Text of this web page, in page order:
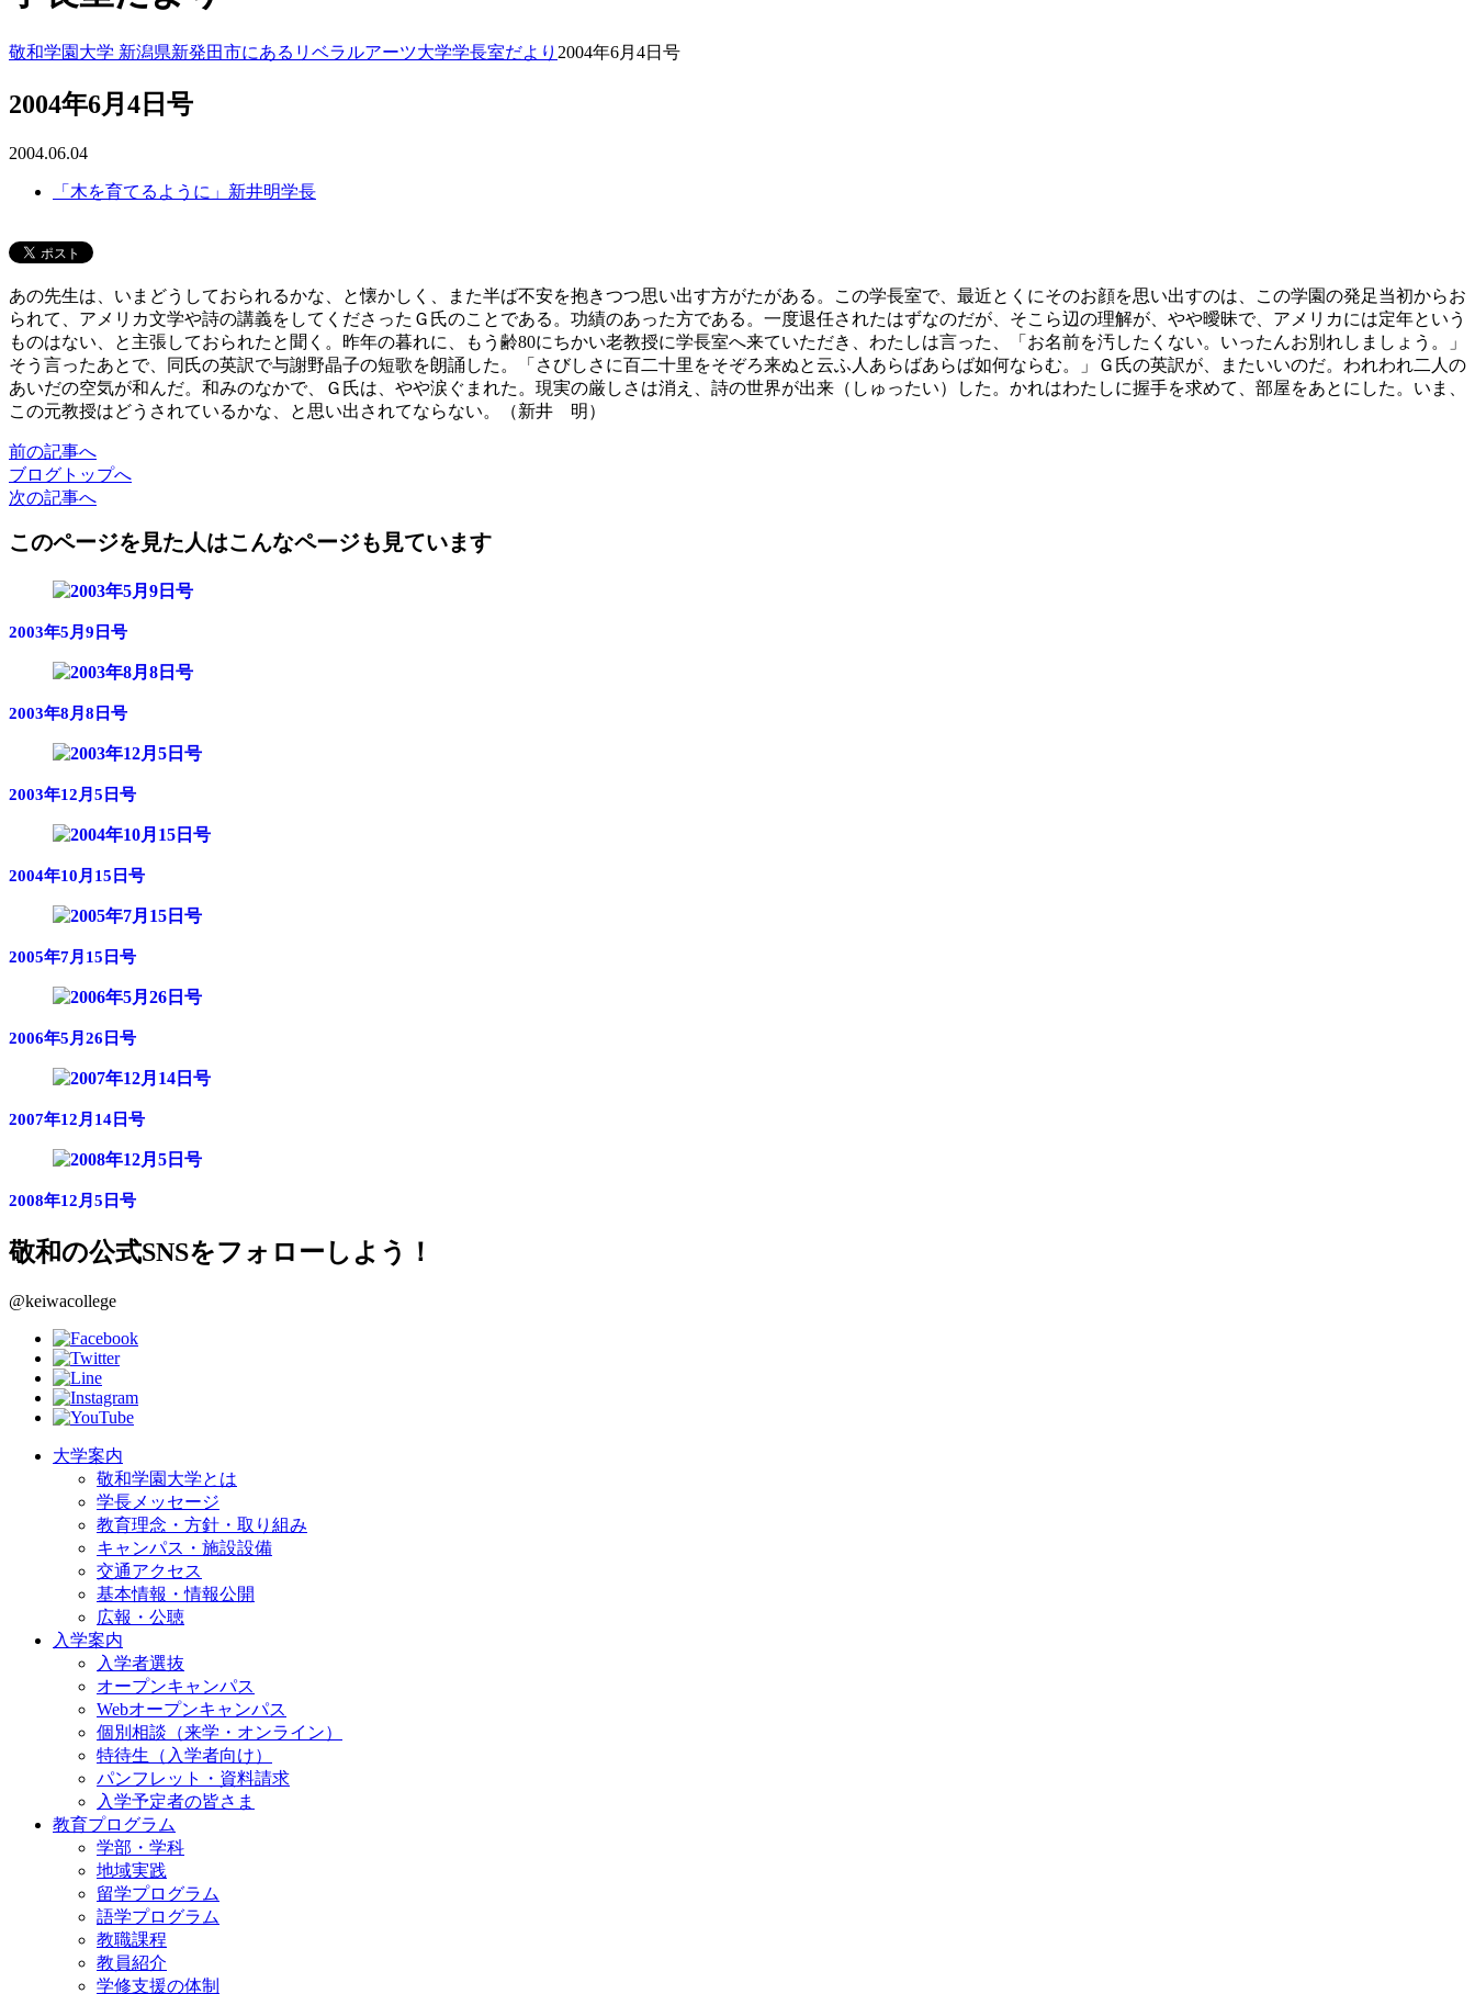
敬和学園大学 新潟県新発田市にあるリベラルアーツ大学学長室だより 2004年6月4日号
2004年6月4日号
2004.06.04
「木を育てるように」新井明学長
あの先生は、いまどうしておられるかな、と懐かしく、また半ば不安を抱きつつ思い出す方がたがある。この学長室で、最近とくにそのお顔を思い出すのは、この学園の発足当初からお
られて、アメリカ文学や詩の講義をしてくださったＧ氏のことである。功績のあった方である。一度退任されたはずなのだが、そこら辺の理解が、やや曖昧で、アメリカには定年という
ものはない、と主張しておられたと聞く。昨年の暮れに、もう齢80にちかい老教授に学長室へ来ていただき、わたしは言った、「お名前を汚したくない。いったんお別れしましょう。」
そう言ったあとで、同氏の英訳で与謝野晶子の短歌を朗誦した。「さびしさに百二十里をそぞろ来ぬと云ふ人あらばあらば如何ならむ。」Ｇ氏の英訳が、またいいのだ。われわれ二人の
あいだの空気が和んだ。和みのなかで、Ｇ氏は、やや涙ぐまれた。現実の厳しさは消え、詩の世界が出来（しゅったい）した。かれはわたしに握手を求めて、部屋をあとにした。いま、
この元教授はどうされているかな、と思い出されてならない。（新井 明）
前の記事へ
ブログ トップへ
次の記事へ
このページを見た人はこんなページも見ています
2003年5月9日号
2003年8月8日号
2003年12月5日号
2004年10月15日号
2005年7月15日号
2006年5月26日号
2007年12月14日号
2008年12月5日号
敬和の公式SNSをフォローしよう！
@keiwacollege
大学案内
敬和学園大学とは
学長メッセージ
教育理念・方針・取り組み
キャンパス・施設設備
交通アクセス
基本情報・情報公開
広報・公聴
入学案内
入学者選抜
オープンキャンパス
Webオープンキャンパス
個別相談（来学・オンライン）
特待生（入学者向け）
パンフレット・資料請求
入学予定者の皆さま
教育プログラム
学部・学科
地域実践
留学プログラム
語学プログラム
教職課程
教員紹介
学修支援の体制